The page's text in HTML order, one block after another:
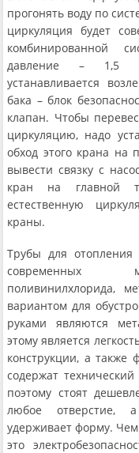
прогонять воду по
циркуляция будет
комбинированной
давление – 1,5
устанавливается
бака – блок
клапан. Чтобы
циркуляцию, надо
обход этого крана на
вывести связку с
кран на главной
естественную
краны.
Трубы для
современных
поливинилхлорида,
вариантом для
руками являются
этому является
конструкции, а также
содержат
поэтому стоят
любое отверстие,
удерживает форму.
это